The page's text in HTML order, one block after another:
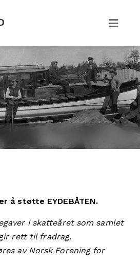
å støtte EYDEBÅTEN.
i skatteåret som samlet
rett til fradrag.
av Norsk Forening for